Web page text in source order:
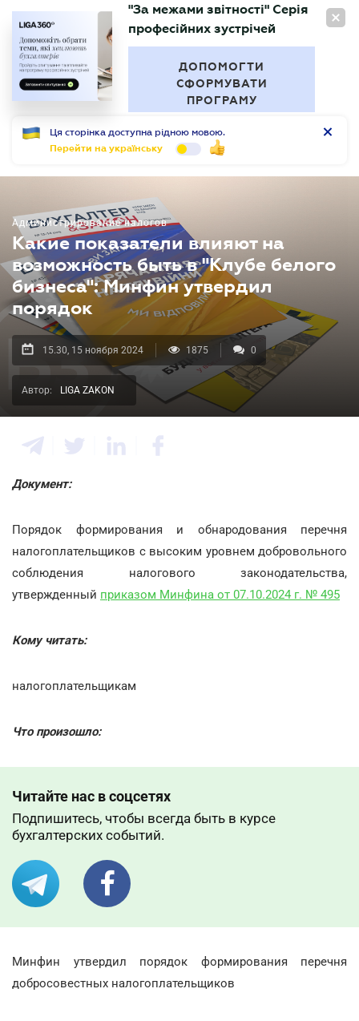
RU
БУХГАЛТЕР
"За межами звітності" Серія
професійних зустрічей
ДОПОМОГТИ
СФОРМУВАТИ
ПРОГРАМУ
Ця сторінка доступна рідною мовою.
Перейти на українську
Администрирование налогов
Какие показатели влияют на
возможность быть в "Клубе белого
бизнеса": Минфин утвердил
порядок
15.30, 15 ноября 2024 1875 0
Автор: LIGA ZAKON
Документ:
Порядок формирования и обнародования перечня
налогоплательщиков с высоким уровнем добровольного
соблюдения налогового законодательства,
утвержденный приказом Минфина от 07.10.2024 г. № 495
Кому читать:
налогоплательщикам
Что произошло:
Читайте нас в соцсетях
Подпишитесь, чтобы всегда быть в курсе
бухгалтерских событий.
Минфин утвердил порядок формирования перечня
добросовестных налогоплательщиков